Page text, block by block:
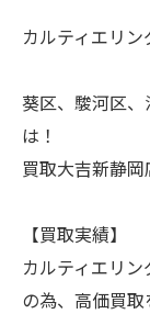
カルティエリン
葵区、駿河区
は！
買取大吉新静
【買取実績】
カルティエリ
の為、高価買